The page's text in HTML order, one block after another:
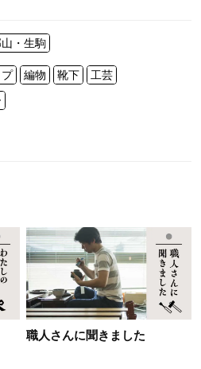
・生駒
編物 靴下
工芸
職人さんに聞きました